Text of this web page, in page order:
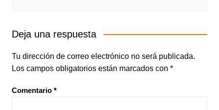
Deja una respuesta
Tu dirección de correo electrónico no será publicada.
Los campos obligatorios están marcados con *
Comentario *